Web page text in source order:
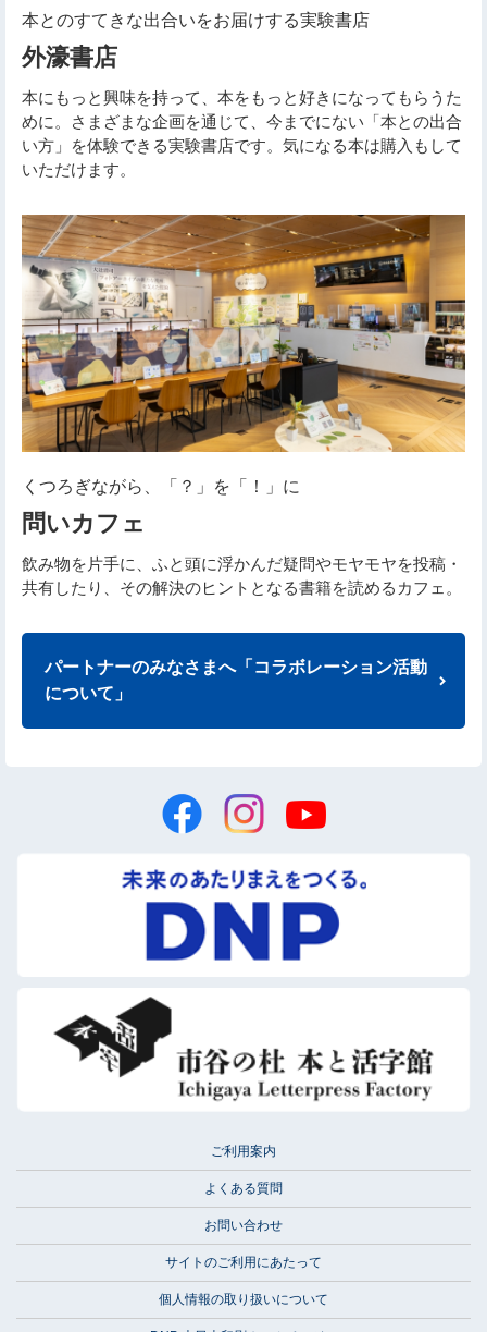
本とのすてきな出合いをお届けする実験書店
外濠書店
本にもっと興味を持って、本をもっと好きになってもらうた
めに。さまざまな企画を通じて、今までにない「本との出合
い方」を体験できる実験書店です。気になる本は購入もして
いただけます。
くつろぎながら、「？」を「！」に
問いカフェ
飲み物を片手に、ふと頭に浮かんだ疑問やモヤモヤを投稿・
共有したり、その解決のヒントとなる書籍を読めるカフェ。
パートナーのみなさまへ「コラボレーション活動
について」
ご利用案内
よくある質問
お問い合わせ
サイトのご利用にあたって
個人情報の取り扱いについて